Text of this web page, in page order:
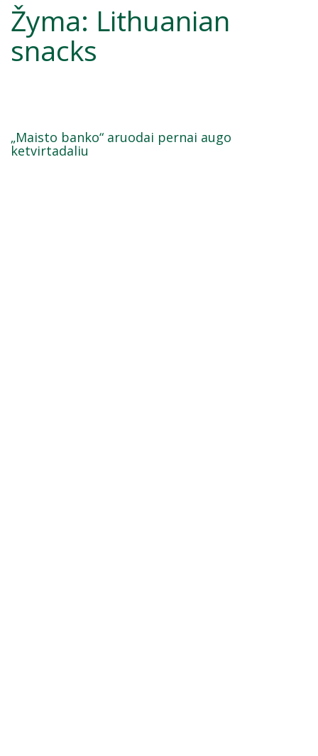
Žyma: Lithuanian
snacks
„Maisto banko“ aruodai pernai augo
ketvirtadaliu